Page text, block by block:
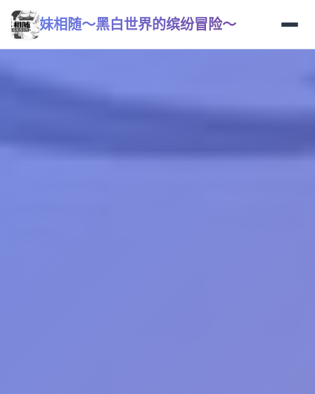
妹相随～黑白世界的缤纷冒险～